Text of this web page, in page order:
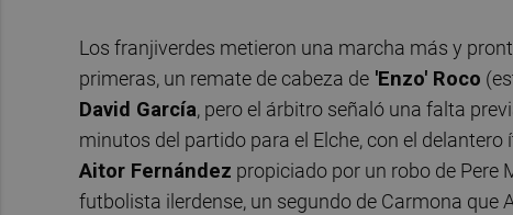
Los franjiverdes metieron una marcha más y
primeras, un remate de cabeza de 'Enzo' Roco
David García, pero el árbitro señaló una falta
minutos del partido para el Elche, con el
Aitor Fernández propiciado por un robo de Pere
futbolista ilerdense, un segundo de Carmona que